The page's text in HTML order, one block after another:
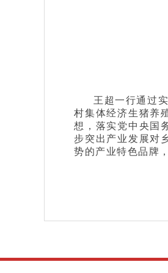
王超一行通过
村集体经济生猪养
想，落实党中央国
步突出产业发展对
势的产业特色品牌